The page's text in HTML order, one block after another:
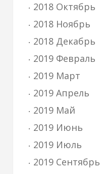
2018 Октябрь
2018 Ноябрь
2018 Декабрь
2019 Февраль
2019 Март
2019 Апрель
2019 Май
2019 Июнь
2019 Июль
2019 Сентябрь